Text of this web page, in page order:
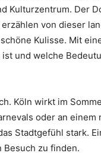
Kulturzentrum. Der
von dieser
Kulisse. Mit
und welche
Köln wirkt im
oder an
Stadtgefühl stark.
Besuch zu finden.